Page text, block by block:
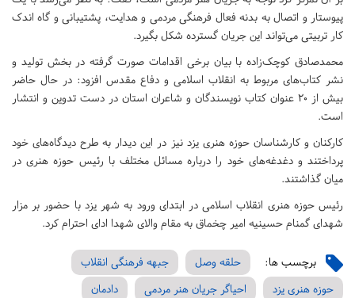
پیوستار و اتصال به بدنه فعال فرهنگی مردمی و هدایت، پشتیبانی و گاه اندک
کار تربیتی می‌تواند این جریان گسترده شکل بگیرد.
محمدصادق کوچک‌زاده با بیان برخی اقدامات صورت گرفته در بخش تولید و
نشر کتاب‌های مربوط به انقلاب اسلامی و دفاع مقدس افزود: در حال حاضر
بیش از ۲۰ عنوان کتاب نویسندگان و شاعران استان در دست تدوین و انتشار
است.
کارکنان و کارشناسان حوزه هنری یزد نیز در این دیدار به طرح دیدگاه‌های خود
پرداختند و دغدغه‌های خود را درباره مسائل مختلف با رئیس حوزه هنری در
میان گذاشتند.
رئیس حوزه هنری انقلاب اسلامی در ابتدای ورود به شهر یزد با حضور بر مزار
شهدای گمنام حسینیه امیر چخماق به مقام والای شهدا ادای احترام کرد.
برچسب ها: حلقه وصل
جبهه فرهنگی انقلاب
حوزه هنری یزد
احیاگر جریان هنر مردمی دادمان